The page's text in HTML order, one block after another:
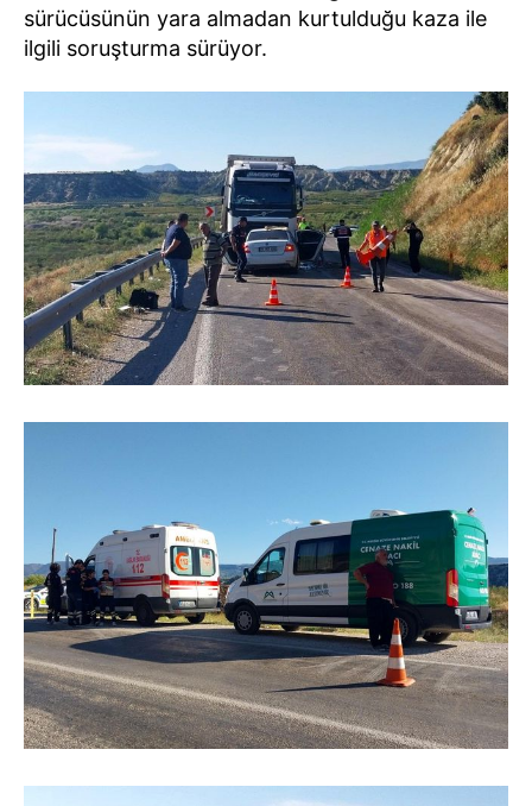
sürücüsünün yara almadan kurtulduğu kaza ile
ilgili soruşturma sürüyor.